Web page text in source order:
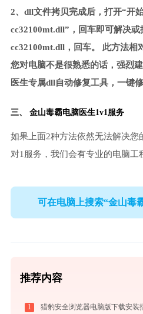
2、dll文件拷贝完成后，打开“开
cc32100mt.dll”，回车即可解决
cc32100mt.dll，回车。 此方法相
您对电脑不是很熟悉的话，强烈
医生专属dll自动修复工具，一键修
三、 金山毒霸电脑医生1v1服务
如果上面2种方法依然无法解决您
对1服务，我们会有专业的电脑工
可在电脑上搜索“金山毒
推荐内容
1